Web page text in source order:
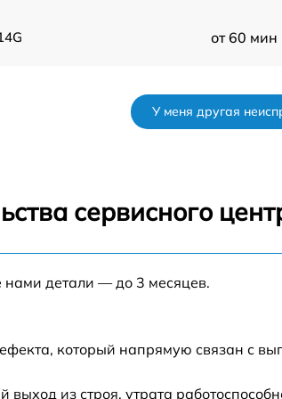
от 60 мин
от 60 мин
У меня другая
сервисного
нами детали — до 3 месяцев.
который напрямую связан с
из строя, утрата